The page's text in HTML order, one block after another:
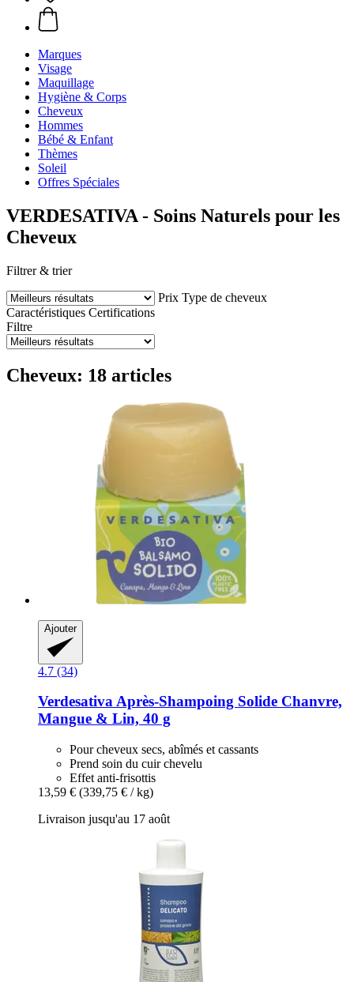
Marques
Visage
Maquillage
Hygiène & Corps
Cheveux
Hommes
Bébé & Enfant
Thèmes
Soleil
Offres Spéciales
VERDESATIVA - Soins Naturels pour les
Cheveux
Filtrer & trier
Prix Type de cheveux
Caractéristiques Certifications
Filtre
Cheveux: 18 articles
Ajouter
4.7 (34)
VerdesativaAprès-​Shampoing Solide Chanvre,
Mangue & Lin, 40 g
Pour cheveux secs, abîmés et cassants
Prend soin du cuir chevelu
Effet anti-frisottis
13,59 € (339,75 € / kg)
Livraison jusqu'au 17 août